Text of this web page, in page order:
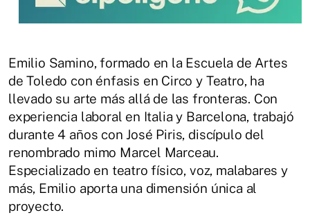
Emilio Samino, formado en la Escuela de Artes
de Toledo con énfasis en Circo y Teatro, ha
llevado su arte más allá de las fronteras. Con
experiencia laboral en Italia y Barcelona, trabajó
durante 4 años con José Piris, discípulo del
renombrado mimo Marcel Marceau.
Especializado en teatro físico, voz, malabares y
más, Emilio aporta una dimensión única al
proyecto.